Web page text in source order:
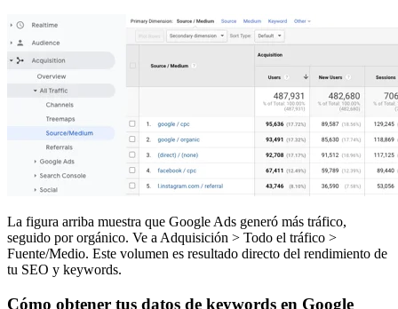
La figura arriba muestra que Google Ads generó más tráfico,
seguido por orgánico. Ve a Adquisición > Todo el tráfico >
Fuente/Medio. Este volumen es resultado directo del rendimiento de
tu SEO y keywords.
Cómo obtener tus datos de keywords en Google